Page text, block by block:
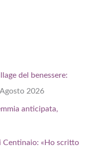
del benessere:
2026
anticipata,
Centinaio: «Ho scritto